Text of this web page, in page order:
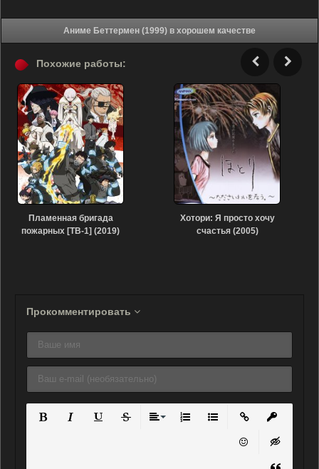
Аниме Беттермен (1999) в хорошем качестве
Похожие работы:
Пламенная бригада
пожарных [ТВ-1] (2019)
Хотори: Я просто хочу
счастья (2005)
Прокомментировать
Нумерованный список
Маркированный
Вставить ссылку
Вставить